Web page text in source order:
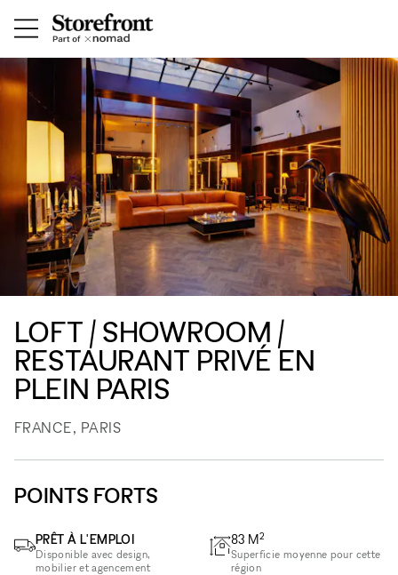
LOFT / SHOWROOM /
RESTAURANT PRIVÉ EN
PLEIN PARIS
FRANCE, PARIS
POINTS FORTS
PRÊT À L'EMPLOI
Disponible avec design,
mobilier et agencement
83 M2
Superficie moyenne pour cette
région